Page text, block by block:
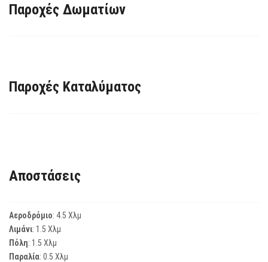
Παροχές Δωματίων
Παροχές Καταλύματος
Αποστάσεις
Αεροδρόμιο: 4.5 Χλμ
Λιμάνι: 1.5 Χλμ
Πόλη: 1.5 Χλμ
Παραλία: 0.5 Χλμ